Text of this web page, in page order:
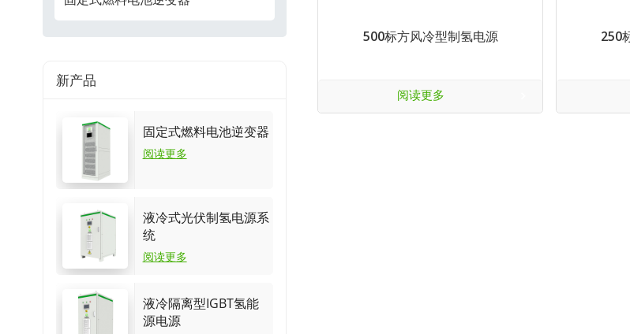
新产品
固定式燃料电池逆变器
阅读更多
液冷式光伏制氢电源系
统
阅读更多
液冷隔离型IGBT氢能
源电源
500标方风冷型制氢电源
阅读更多
250